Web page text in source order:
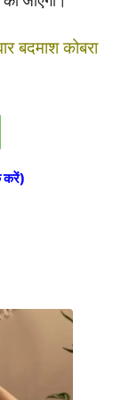
बदमाश कोबरा
करें)